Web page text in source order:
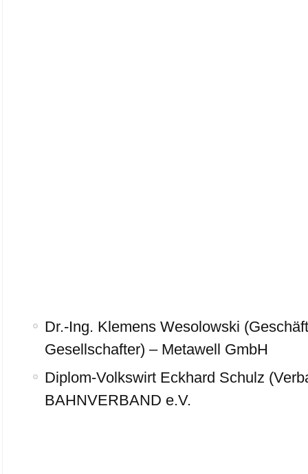
Dr.-Ing. Klemens Wesolowski
Gesellschafter) – Metawell GmbH
Diplom-Volkswirt Eckhard Schulz
BAHNVERBAND e.V.